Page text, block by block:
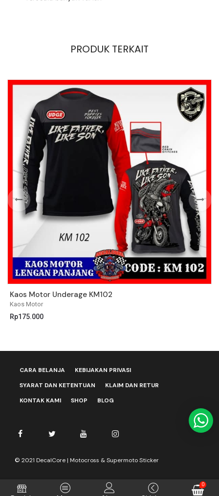
0
PRODUK TERKAIT
Kaos Motor
Kaos Motor Underage KM102
Rp175.000
CARA BELANJA
KEBIJAKAN PRIVASI
SYARAT DAN KETENTUAN
KLAIM DAN RETUR
KONTAK KAMI
SHOP BLOG
© 2021 DecalCore | Motocross & Supermoto Sticker